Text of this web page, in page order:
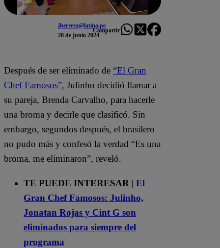
jherrera@latina.pe
28 de junio 2024
Compartir
Después de ser eliminado de “El Gran
Chef Famosos”, Julinho decidió llamar a
su pareja, Brenda Carvalho, para hacerle
una broma y decirle que clasificó. Sin
embargo, segundos después, el brasilero
no pudo más y confesó la verdad “Es una
broma, me eliminaron”, reveló.
TE PUEDE INTERESAR | El
Gran Chef Famosos: Julinho,
Jonatan Rojas y Cint G son
eliminados para siempre del
programa